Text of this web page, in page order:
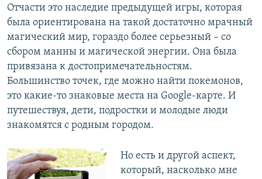
Отчасти это наследие предыдущей игры, которая
была ориентирована на такой достаточно мрачный
магический мир, гораздо более серьезный – со
сбором манны и магической энергии. Она была
привязана к достопримечательностям.
Большинство точек, где можно найти покемонов,
это какие-то знаковые места на Google-карте. И
путешествуя, дети, подростки и молодые люди
знакомятся с родным городом.
Но есть и другой аспект,
который, насколько мне